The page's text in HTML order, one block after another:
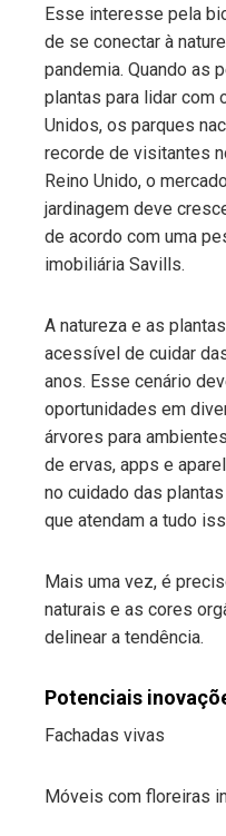
Esse interesse pela
de se conectar à
pandemia. Quando as
plantas para lidar com
Unidos, os parques
recorde de visitantes
Reino Unido, o
jardinagem deve
de acordo com uma
imobiliária Savills.
A natureza e as
acessível de cuidar
anos. Esse cenário
oportunidades em
árvores para
de ervas, apps e
no cuidado das
que atendam a tudo
Mais uma vez, é
naturais e as cores
delinear a tendência.
Potenciais
Fachadas vivas
Móveis com floreiras